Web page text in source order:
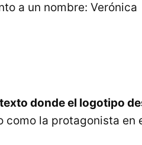
a un nombre: Verónica
donde el logotipo
la protagonista en